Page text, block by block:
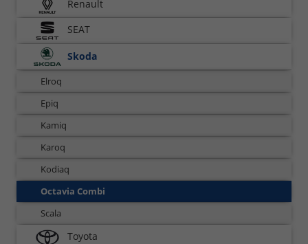
Renault
SEAT
Skoda
Elroq
Epiq
Kamiq
Karoq
Kodiaq
Octavia Combi
Scala
Toyota